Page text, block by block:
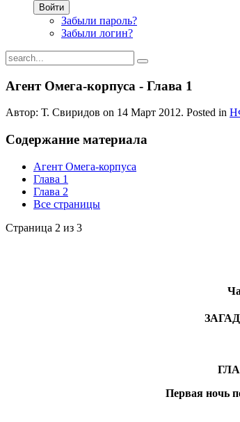
Войти
Забыли пароль?
Забыли логин?
Агент Омега-корпуса - Глава 1
Автор: Т. Свиридов on 14 Март 2012. Posted in
Содержание материала
Агент Омега-корпуса
Глава 1
Глава 2
Все страницы
Страница 2 из 3
Первая ночь